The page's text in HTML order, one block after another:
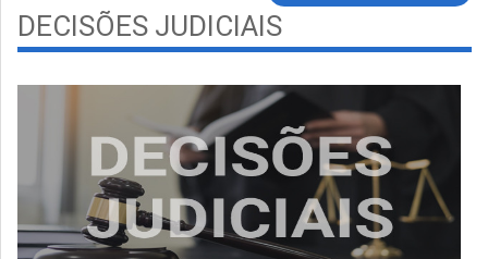
DECISÕES JUDICIAIS